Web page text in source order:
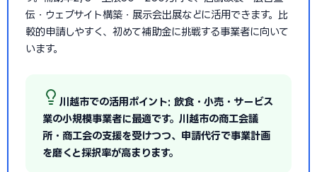
伝・ウェブサイト構築・展示会出展などに活用できます。比
較的申請しやすく、初めて補助金に挑戦する事業者に向いて
います。
川越市での活用ポイント: 飲食・小売・サービス
業の小規模事業者に最適です。川越市の商工会議
所・商工会の支援を受けつつ、申請代行で事業計画
を磨くと採択率が高まります。